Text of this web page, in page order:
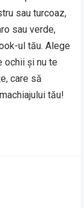
sau turcoaz,
sau verde,
ul tău. Alege
ochii și nu te
care să
tău!